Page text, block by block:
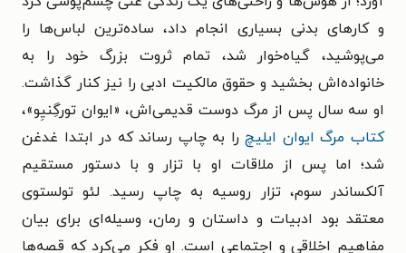
و کارهای بدنی بسیاری انجام داد، ساده‌ترین لباس‌ها را
می‌پوشید، گیاه‌خوار شد، تمام ثروت بزرگ خود را به
خانواده‌اش بخشید و حقوق مالکیت ادبی را نیز کنار گذاشت.
او سه سال پس از مرگ دوست قدیمی‌اش، «ایوان تورگِنیِو»،
کتاب مرگ ایوان ایلیچرا به چاپ رساند که در ابتدا غدغن
شد؛ اما پس از ملاقات او با تزار و با دستور مستقیم
آلکساندر سوم، تزار روسیه به چاپ رسید. لئو تولستوی
معتقد بود ادبیات و داستان و رمان، وسیله‌ای برای بیان
مفاهیم اخلاقی و اجتماعی است. او فکر می‌کرد که قصه‌ها